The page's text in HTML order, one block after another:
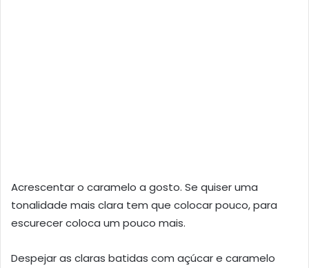
Acrescentar o caramelo a gosto. Se quiser uma
tonalidade mais clara tem que colocar pouco, para
escurecer coloca um pouco mais.
Despejar as claras batidas com açúcar e caramelo